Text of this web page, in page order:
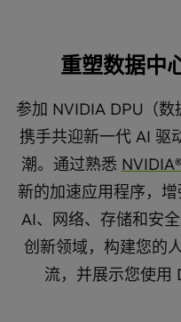
重塑数据中
参加 NVIDIA DPU（数
携手共迎新一代 AI 驱
潮。通过熟悉
新的加速应用程序，增
AI、网络、存储和安
创新领域，构建您的
流，并展示您使用